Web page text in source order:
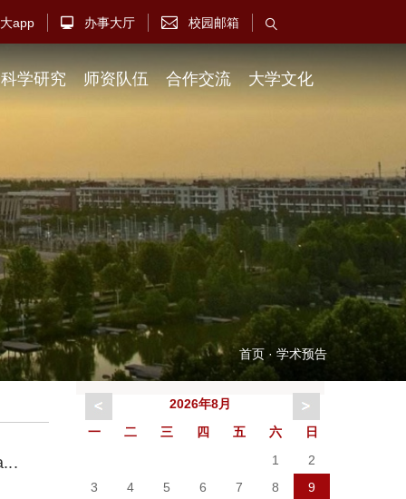
app  办事大厅  校园邮箱 
科学研究 师资队伍 合作交流 大学文化
首页 · 学术预告
2026年8月
一
二 三 四 五 六
日
1
2
3
4 5 6 7 8
9